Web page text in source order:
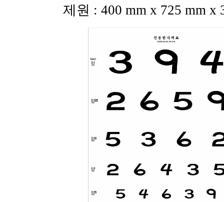
제원 : 400 mm x 725 mm x